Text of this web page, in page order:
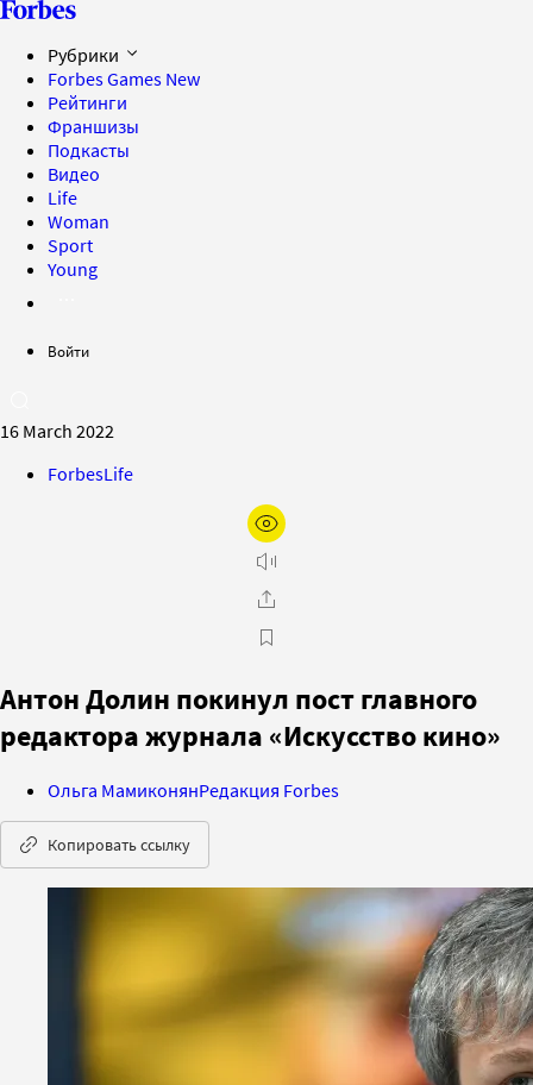
Рубрики
Forbes Games New
Рейтинги
Франшизы
Подкасты
Видео
Life
Woman
Sport
Young
Войти
16 March 2022
ForbesLife
Антон Долин покинул пост главного
редактора журнала «Искусство кино»
Ольга МамиконянРедакция Forbes
Копировать ссылку